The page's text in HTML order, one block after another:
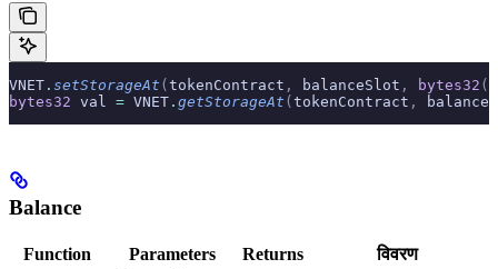
VNET . setStorageAt ( tokenContract , balanceSlot , bytes32 (
bytes32 val = VNET . getStorageAt ( tokenContract ,
Balance
Function Parameters Returns विवरण